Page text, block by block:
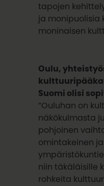
tapojen
ja monipuolisia
moninaisen
Oulu,
Suomi olisi
”Ouluhan on
näkökulmasta
pohjoinen
omintakeinen
niin täkäläisille
rohkeita